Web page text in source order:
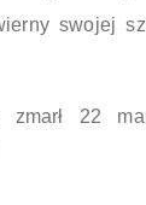
swojej
zmarł 22